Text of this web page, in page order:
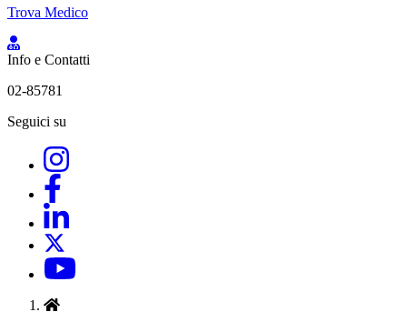
Trova Medico
Info e Contatti
02-85781
Seguici su